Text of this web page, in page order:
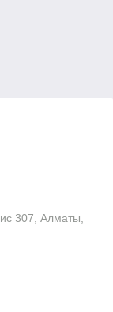
307, Алматы,